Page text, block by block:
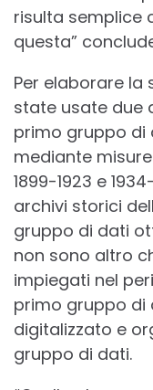
risulta semplice
questa”
Per elaborare la
state usate due
primo gruppo di
mediante
1899-1923 e
archivi storici
gruppo di dati
non sono altro
impiegati nel
primo gruppo di
digitalizzato e
gruppo di dati.